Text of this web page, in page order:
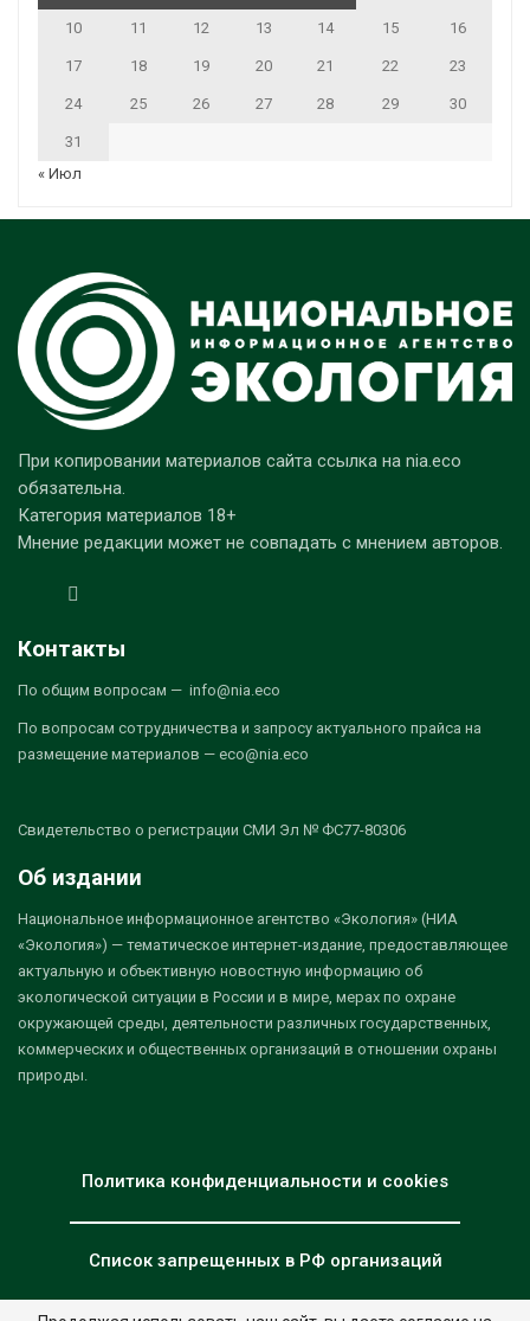
10 11 12 13 14 15 16
17 18 19 20 21 22 23
24 25 26 27 28 29 30
31
« Июл
При копировании материалов сайта ссылка на nia.eco
обязательна.
Категория материалов 18+
Мнение редакции может не совпадать с мнением авторов.
Контакты
По общим вопросам — info@nia.eco
По вопросам сотрудничества и запросу актуального прайса на
размещение материалов — eco@nia.eco
Свидетельство о регистрации СМИ Эл № ФС77-80306
Об издании
Национальное информационное агентство «Экология» (НИА
«Экология») — тематическое интернет-издание, предоставляющее
актуальную и объективную новостную информацию об
экологической ситуации в России и в мире, мерах по охране
окружающей среды, деятельности различных государственных,
коммерческих и общественных организаций в отношении охраны
природы.
Политика конфиденциальности и cookies
Список запрещенных в РФ организаций